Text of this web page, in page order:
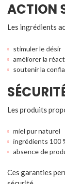
ACTION
Les ingrédients
stimuler le désir
améliorer la
soutenir la
Les produits
miel pur naturel
ingrédients 100
absence de
Ces garanties